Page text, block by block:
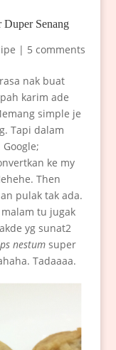
Senang
| 5 comments
nak buat
karim ade
simple je
Tapi dalam
ke my
Then
pulak tak ada.
tu jugak
yg sunat2
nestumsuper
Tadaaaa.